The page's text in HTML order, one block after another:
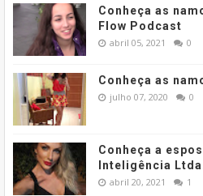
Conheça as
Flow Podcast
abril 05, 2021 0
Conheça as
julho 07, 2020 0
Conheça a
Inteligência
abril 20, 2021 1